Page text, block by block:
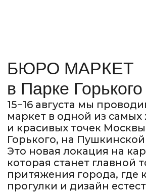
МЕТРО
Парк Культуры
Октябрьская
ВРЕМЯ РАБОТЫ
с 10:00 до 22:00